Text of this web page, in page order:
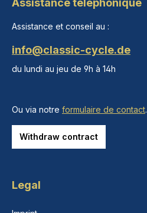
Assistance téléphonique
Assistance et conseil au :
info@classic-cycle.de
du lundi au jeu de 9h à 14h
Ou via notre formulaire de contact.
Withdraw contract
Legal